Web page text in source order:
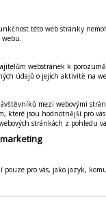
platební
mohou
této web stránky
webstránek k
údajů o jejich aktivitě na
mezi webovými
které jsou hodnotnější pro
stránkách z pohledu
pouze pro vás, jako jazyk,